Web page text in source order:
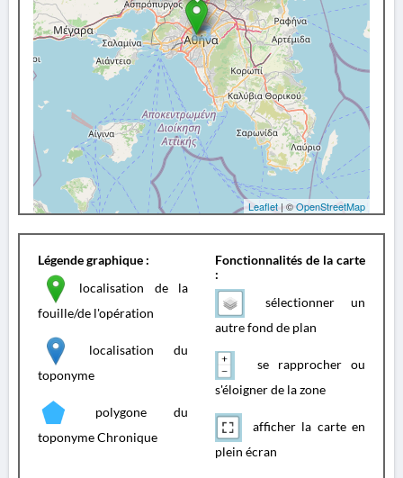
Leaflet| ©OpenStreetMap
Légende graphique :
localisation de la
fouille/de l'opération
localisation du
toponyme
polygone du
toponyme Chronique
Fonctionnalités de la carte
:
sélectionner un
autre fond de plan
se rapprocher ou
s'éloigner de la zone
afficher la carte en
plein écran